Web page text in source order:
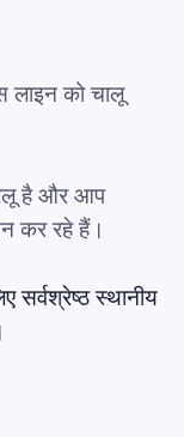
लाइन को चालू
है और आप
कर रहे हैं।
स्थानीय